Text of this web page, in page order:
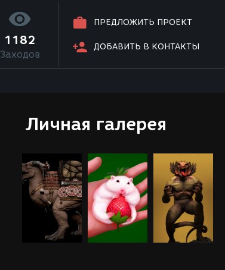
ПРЕДЛОЖИТЬ ПРОЕКТ
ДОБАВИТЬ В КОНТАКТЫ
1182
Заходов
Личная галерея